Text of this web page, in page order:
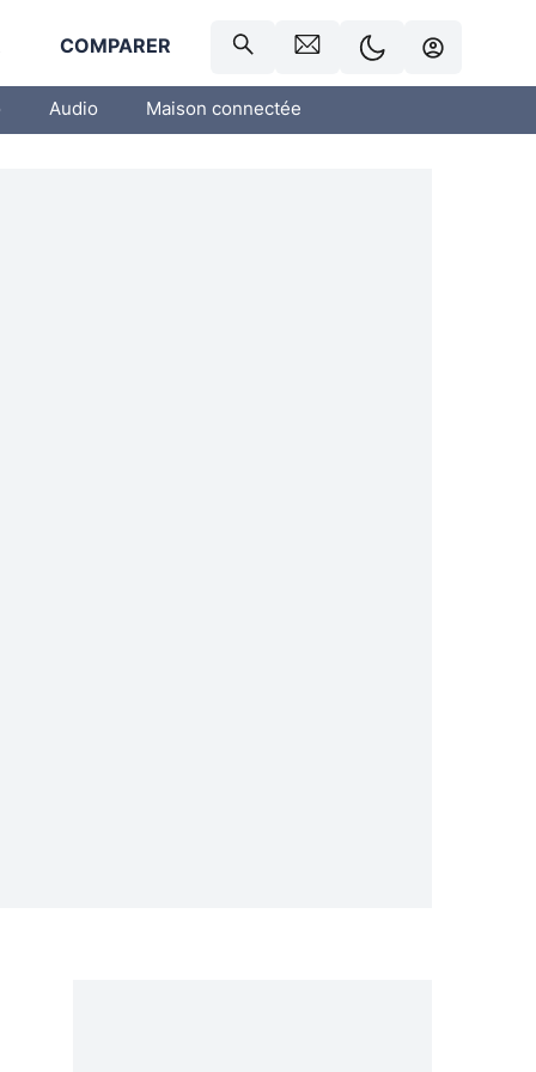
COMPARER
Audio Maison connectée